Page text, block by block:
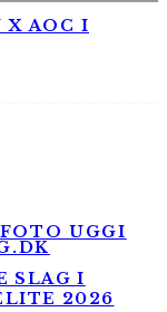
X AOC I
SLAG I
2026